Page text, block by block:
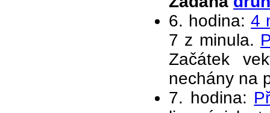
6. hodina:4
7 z minula.
Začátek
nechány na
7. hodina: